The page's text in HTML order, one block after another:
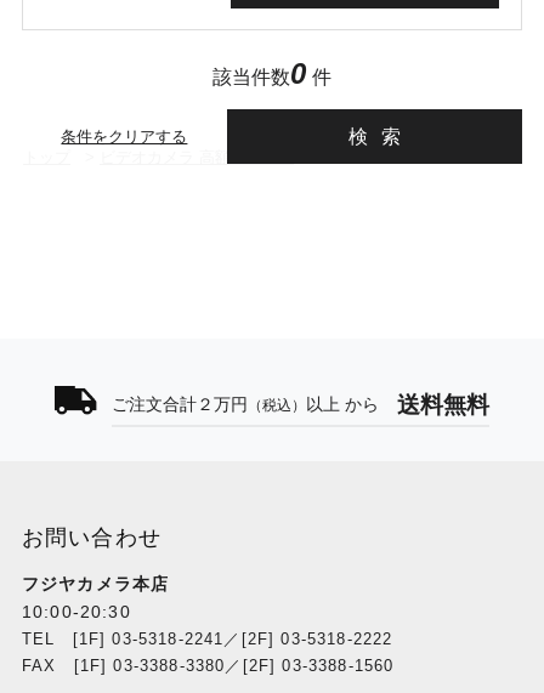
該当件数0 件
検索
条件をクリアする
ご注文合計２万円 （税込） 以上 から 送料無料
お問い合わせ
フジヤカメラ本店
10:00-20:30
TEL [1F] 03-5318-2241／[2F] 03-5318-2222
FAX [1F] 03-3388-3380／[2F] 03-3388-1560